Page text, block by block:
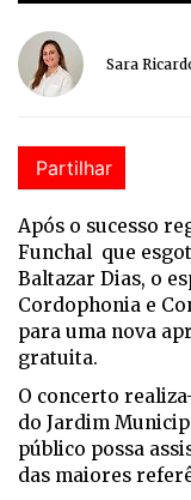
Sara
Partilhar
Após o sucesso
Funchal que
Baltazar Dias, o
Cordophonia e
para uma nova
gratuita.
O concerto
do Jardim
público possa
das maiores